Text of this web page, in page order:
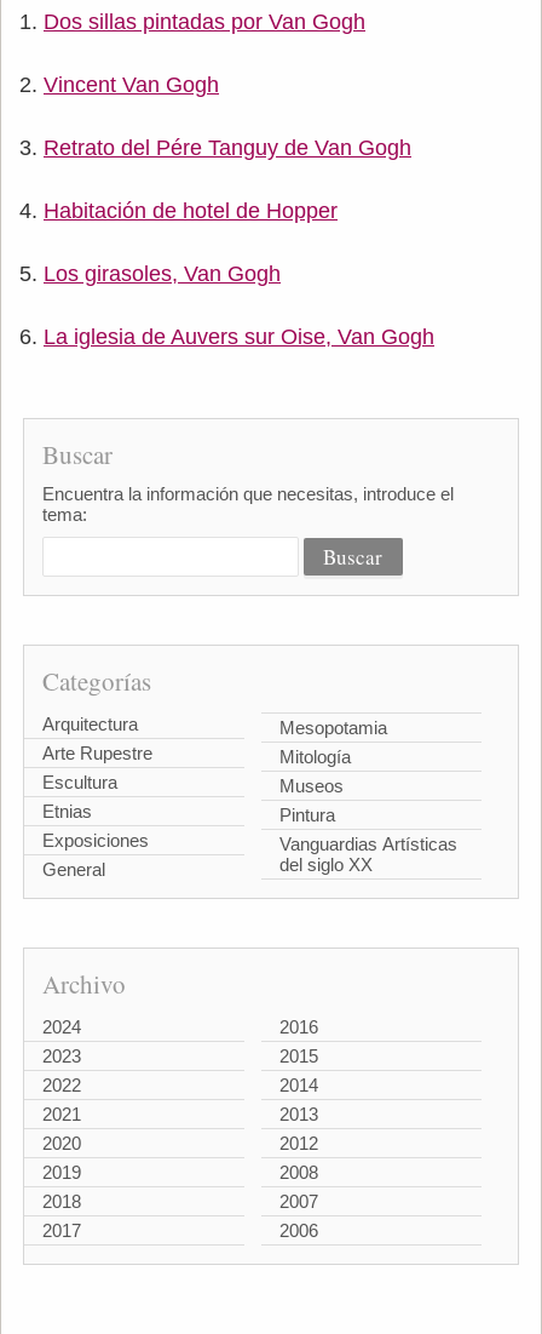
Dos sillas pintadas por Van Gogh
Vincent Van Gogh
Retrato del Pére Tanguy de Van Gogh
Habitación de hotel de Hopper
Los girasoles, Van Gogh
La iglesia de Auvers sur Oise, Van Gogh
Buscar
Encuentra la información que necesitas, introduce el
tema:
Categorías
Arquitectura
Arte Rupestre
Escultura
Etnias
Exposiciones
General
Mesopotamia
Mitología
Museos
Pintura
Vanguardias Artísticas
del siglo XX
Archivo
2024
2023
2022
2021
2020
2019
2018
2017
2016
2015
2014
2013
2012
2008
2007
2006